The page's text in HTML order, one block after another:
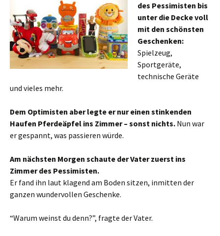
des Pessimisten bis
unter die Decke voll
mit den schönsten
Geschenken:
Spielzeug,
Sportgeräte,
technische Geräte
und vieles mehr.
Dem Optimisten aber legte er nur einen stinkenden
Haufen Pferdeäpfel ins Zimmer – sonst nichts. Nun war
er gespannt, was passieren würde.
Am nächsten Morgen schaute der Vater zuerst ins
Zimmer des Pessimisten.
Er fand ihn laut klagend am Boden sitzen, inmitten der
ganzen wundervollen Geschenke.
“Warum weinst du denn?”, fragte der Vater.